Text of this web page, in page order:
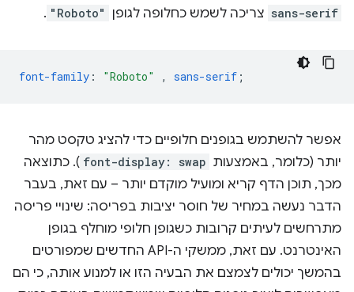
sans-serif צריכה לשמש כחלופה לגופן "Roboto"
.
font-family : "Roboto" , sans-serif ;
אפשר להשתמש בגופנים חלופיים כדי להציג טקסט מהר
יותר (כלומר, באמצעות font-display: swap ). כתוצאה
מכך, תוכן הדף קריא ומועיל מוקדם יותר – עם זאת, בעבר
הדבר נעשה במחיר של חוסר יציבות בפריסה: שינויי פריסה
מתרחשים לעיתים קרובות כשגופן חלופי מוחלף בגופן
האינטרנט. עם זאת, ממשקי ה-API החדשים שמפורטים
בהמשך יכולים לצמצם את הבעיה הזו או למנוע אותה, כי הם